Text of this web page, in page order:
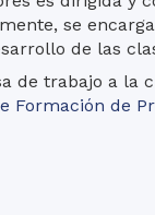
se
de las
de trabajo a la
Formación de